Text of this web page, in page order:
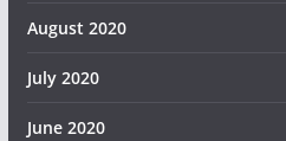
August 2020
July 2020
June 2020